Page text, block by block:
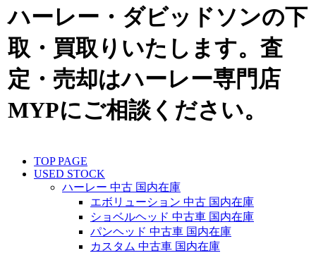
ハーレー・ダビッドソンの下
取・買取りいたします。査
定・売却はハーレー専門店
MYPにご相談ください。
TOP PAGE
USED STOCK
ハーレー 中古 国内在庫
エボリューション 中古 国内在庫
ショベルヘッド 中古車 国内在庫
パンヘッド 中古車 国内在庫
カスタム 中古車 国内在庫